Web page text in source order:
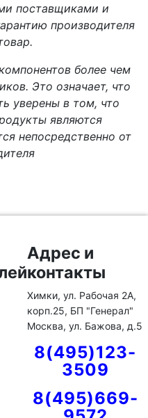
поставщиками и
производителя
более чем
Это означает, что
уверены в том, что
являются
непосредственно от
Адрес и
контакты
Химки, ул. Рабочая 2А,
корп.25, БП "Генерал"
Москва, ул. Бажова, д.5
8(495)123-
3509
8(495)669-